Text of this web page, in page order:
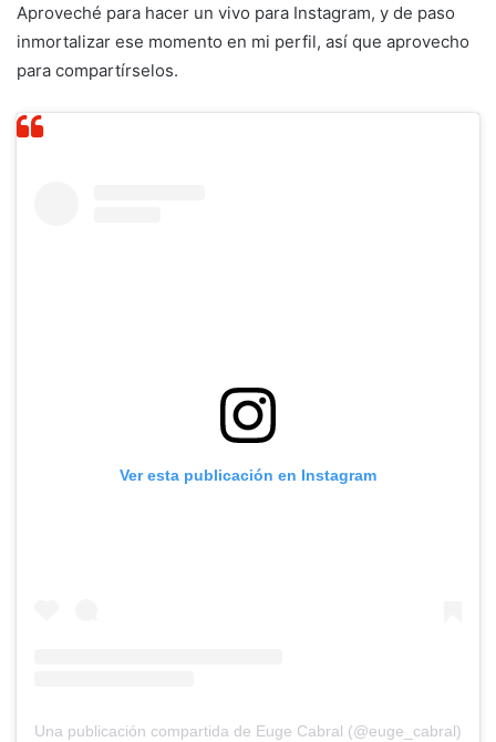
Aproveché para hacer un vivo para Instagram, y de paso
inmortalizar ese momento en mi perfil, así que aprovecho
para compartírselos.
Ver esta publicación en Instagram
Una publicación compartida de Euge Cabral (@euge_cabral)